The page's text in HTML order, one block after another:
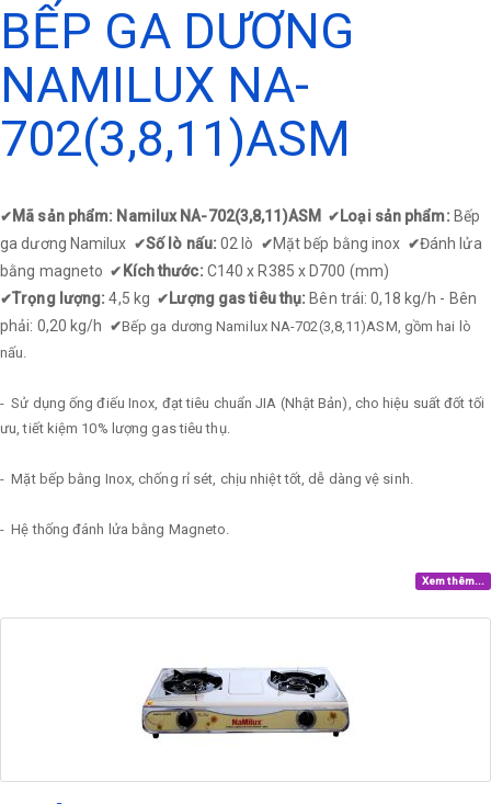
BẾP GA DƯƠNG
NAMILUX NA-
702(3,8,11)ASM
✔ Mã sản phẩm: Namilux NA-702(3,8,11)ASM ✔ Loại sản phẩm: Bếp
ga dương Namilux ✔Số lò nấu: 02 lò ✔ Mặt bếp bằng inox ✔Đánh lửa
bằng magneto ✔ Kích thước: C140 x R385 x D700 (mm)
✔Trọng lượng:4,5 kg ✔ Lượng gas tiêu thụ: Bên trái: 0,18 kg/h - Bên
phải: 0,20 kg/h ✔Bếp ga dương Namilux NA-702(3,8,11)ASM, gồm hai lò
nấu.
- Sử dụng ống điếu Inox, đạt tiêu chuẩn JIA (Nhật Bản), cho hiệu suất đốt tối
ưu, tiết kiệm 10% lượng gas tiêu thụ.
- Mặt bếp bằng Inox, chống rỉ sét, chịu nhiệt tốt, dễ dàng vệ sinh.
- Hệ thống đánh lửa bằng Magneto.
Xem thêm...